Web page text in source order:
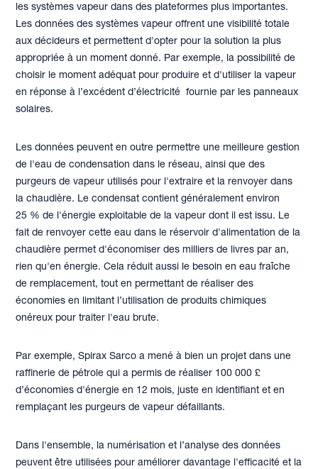
les systèmes vapeur dans des plateformes plus importantes.
Les données des systèmes vapeur offrent une visibilité totale
aux décideurs et permettent d'opter pour la solution la plus
appropriée à un moment donné. Par exemple, la possibilité de
choisir le moment adéquat pour produire et d'utiliser la vapeur
en réponse à l’excédent d’électricité fournie par les panneaux
solaires.
Les données peuvent en outre permettre une meilleure gestion
de l'eau de condensation dans le réseau, ainsi que des
purgeurs de vapeur utilisés pour l'extraire et la renvoyer dans
la chaudière. Le condensat contient généralement environ
25 % de l'énergie exploitable de la vapeur dont il est issu. Le
fait de renvoyer cette eau dans le réservoir d'alimentation de la
chaudière permet d'économiser des milliers de livres par an,
rien qu'en énergie. Cela réduit aussi le besoin en eau fraîche
de remplacement, tout en permettant de réaliser des
économies en limitant l’utilisation de produits chimiques
onéreux pour traiter l'eau brute.
Par exemple, Spirax Sarco a mené à bien un projet dans une
raffinerie de pétrole qui a permis de réaliser 100 000 £
d’économies d'énergie en 12 mois, juste en identifiant et en
remplaçant les purgeurs de vapeur défaillants.
Dans l'ensemble, la numérisation et l’analyse des données
peuvent être utilisées pour améliorer davantage l'efficacité et la